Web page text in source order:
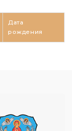
Дата
рождения